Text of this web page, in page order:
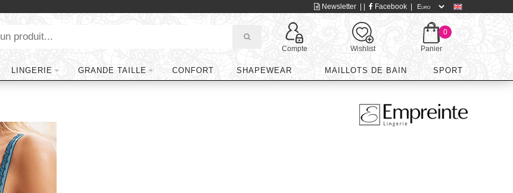
Newsletter Facebook
Compte Wishlist
0
Panier
LINGERIE GRANDE TAILLE CONFORT SHAPEWEAR MAILLOTS DE BAIN SPORT